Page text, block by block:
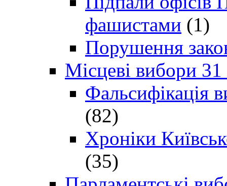
фашистами (1)
Порушення
Місцеві вибори
Фальсифікація
(82)
Хроніки
(35)